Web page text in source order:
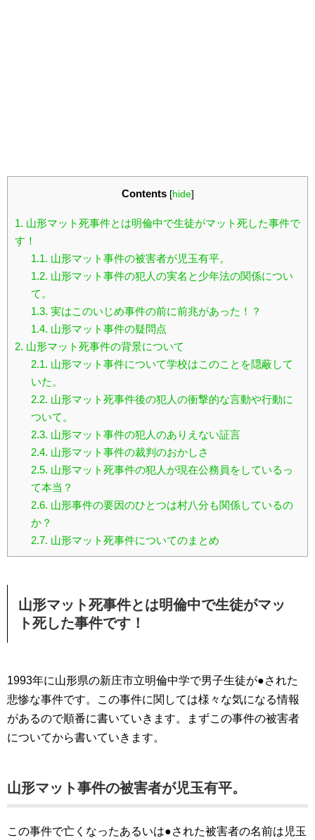
Contents [hide]
1. 山形マット死事件とは明倫中で生徒がマット死した事件で
す！
1.1. 山形マット事件の被害者が児玉有平。
1.2. 山形マット事件の犯人の実名と少年法の関係につい
て。
1.3. 実はこのいじめ事件の前に前兆があった！？
1.4. 山形マット事件の疑問点
2. 山形マット死事件の背景について
2.1. 山形マット事件について学校はこのことを隠蔽して
いた。
2.2. 山形マット死事件後の犯人の衝撃的な言動や行動に
ついて。
2.3. 山形マット事件の犯人のありえない証言
2.4. 山形マット事件の裁判のおかしさ
2.5. 山形マット死事件の犯人が現在公務員をしているっ
て本当？
2.6. 山形事件の要因のひとつは村八分も関係しているの
か？
2.7. 山形マット死事件についてのまとめ
山形マット死事件とは明倫中で生徒がマッ
ト死した事件です！
1993年に山形県の新庄市立明倫中学で男子生徒が●された
悲惨な事件です。この事件に関しては様々な気になる情報
があるので順番に書いていきます。まずこの事件の被害者
についてから書いていきます。
山形マット事件の被害者が児玉有平。
この事件で亡くなったあるいは●された被害者の名前は児玉